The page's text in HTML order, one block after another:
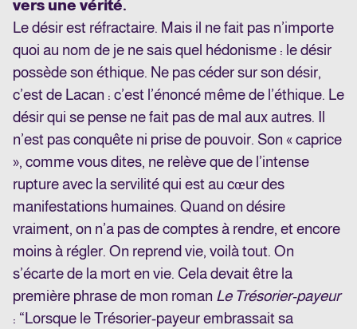
vers une vérité.
Le désir est réfractaire. Mais il ne fait pas n’importe
quoi au nom de je ne sais quel hédonisme : le désir
possède son éthique. Ne pas céder sur son désir,
c’est de Lacan : c’est l’énoncé même de l’éthique. Le
désir qui se pense ne fait pas de mal aux autres. Il
n’est pas conquête ni prise de pouvoir. Son « caprice
», comme vous dites, ne relève que de l’intense
rupture avec la servilité qui est au cœur des
manifestations humaines. Quand on désire
vraiment, on n’a pas de comptes à rendre, et encore
moins à régler. On reprend vie, voilà tout. On
s’écarte de la mort en vie. Cela devait être la
première phrase de mon roman Le Trésorier-payeur
: “Lorsque le Trésorier-payeur embrassait sa